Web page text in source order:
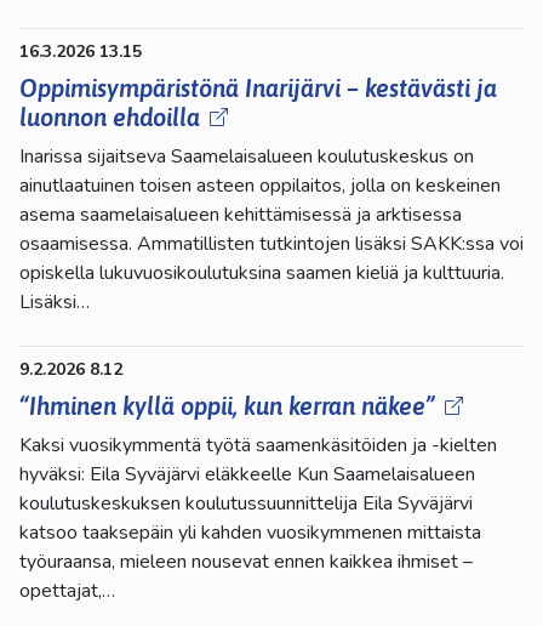
16.3.2026 13.15
Oppimisympäristönä Inarijärvi – kestävästi ja
luonnon ehdoilla
Inarissa sijaitseva Saamelaisalueen koulutuskeskus on
ainutlaatuinen toisen asteen oppilaitos, jolla on keskeinen
asema saamelaisalueen kehittämisessä ja arktisessa
osaamisessa. Ammatillisten tutkintojen lisäksi SAKK:ssa voi
opiskella lukuvuosikoulutuksina saamen kieliä ja kulttuuria.
Lisäksi…
9.2.2026 8.12
“Ihminen kyllä oppii, kun kerran näkee”
Kaksi vuosikymmentä työtä saamenkäsitöiden ja -kielten
hyväksi: Eila Syväjärvi eläkkeelle Kun Saamelaisalueen
koulutuskeskuksen koulutussuunnittelija Eila Syväjärvi
katsoo taaksepäin yli kahden vuosikymmenen mittaista
työuraansa, mieleen nousevat ennen kaikkea ihmiset –
opettajat,…